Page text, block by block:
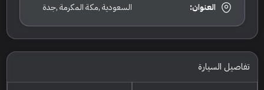
العنوان: السعودية ,مكة المكرمة ,جدة
تفاصيل السيارة